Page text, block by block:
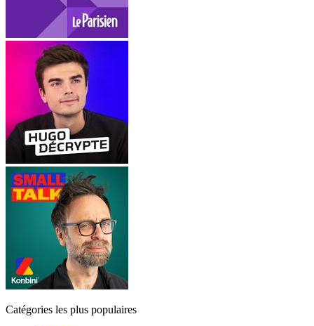
Catégories les plus populaires